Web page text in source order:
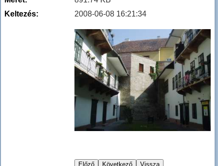
Keltezés:
2008-06-08 16:21:34